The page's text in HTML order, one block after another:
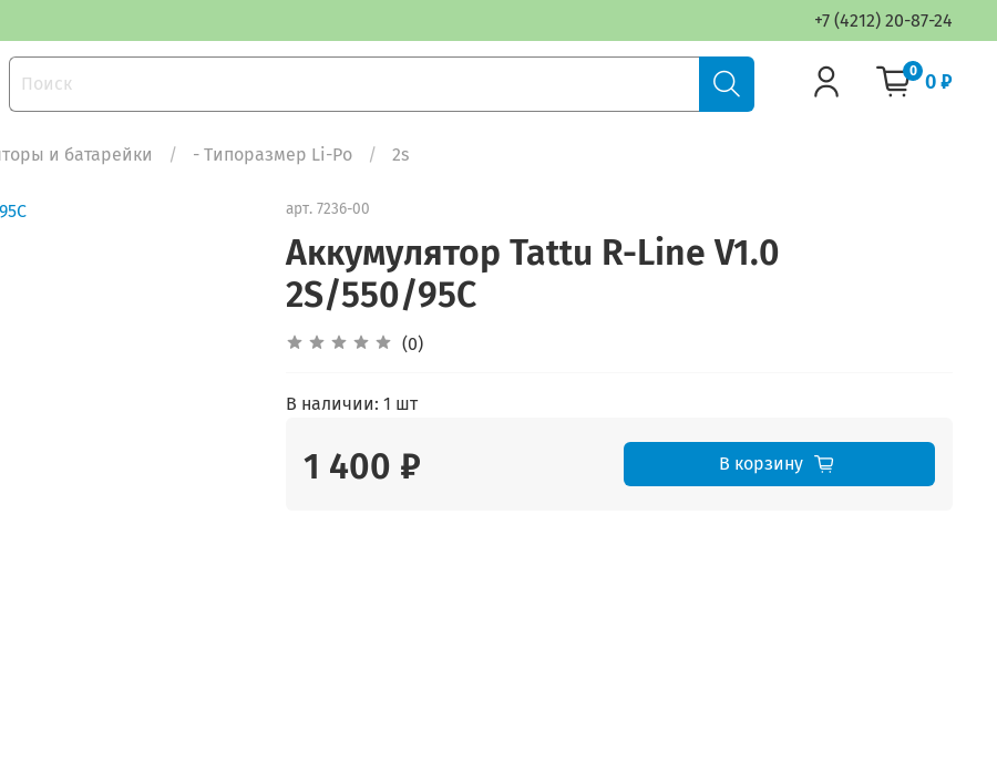
+7 (4212) 20-87-24
0 0 ₽
и батарейки - Типоразмер Li-Po 2s
арт. 7236-00
Аккумулятор Tattu R-Line V1.0
2S/550/95С
(0)
В наличии: 1 шт
1 400 ₽ В корзину